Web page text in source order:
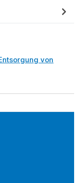
von